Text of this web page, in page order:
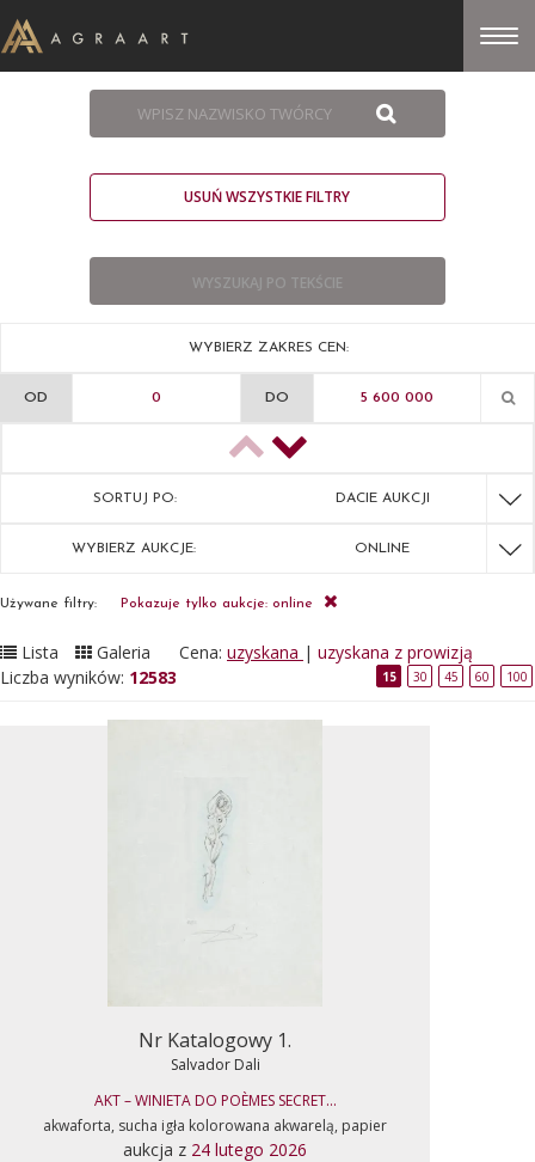
USUŃ WSZYSTKIE FILTRY
WYBIERZ ZAKRES CEN:
OD DO
SORTUJ PO: DACIE AUKCJI
WYBIERZ AUKCJE: ONLINE
Używane filtry: Pokazuje tylko aukcje: online
Lista Galeria Cena: uzyskana | uzyskana z prowizją
Liczba wyników: 12583 15 30 45 60 100
Nr Katalogowy 1.
Salvador Dali
AKT – WINIETA DO POÈMES SECRET...
akwaforta, sucha igła kolorowana akwarelą, papier
aukcja z 24 lutego 2026